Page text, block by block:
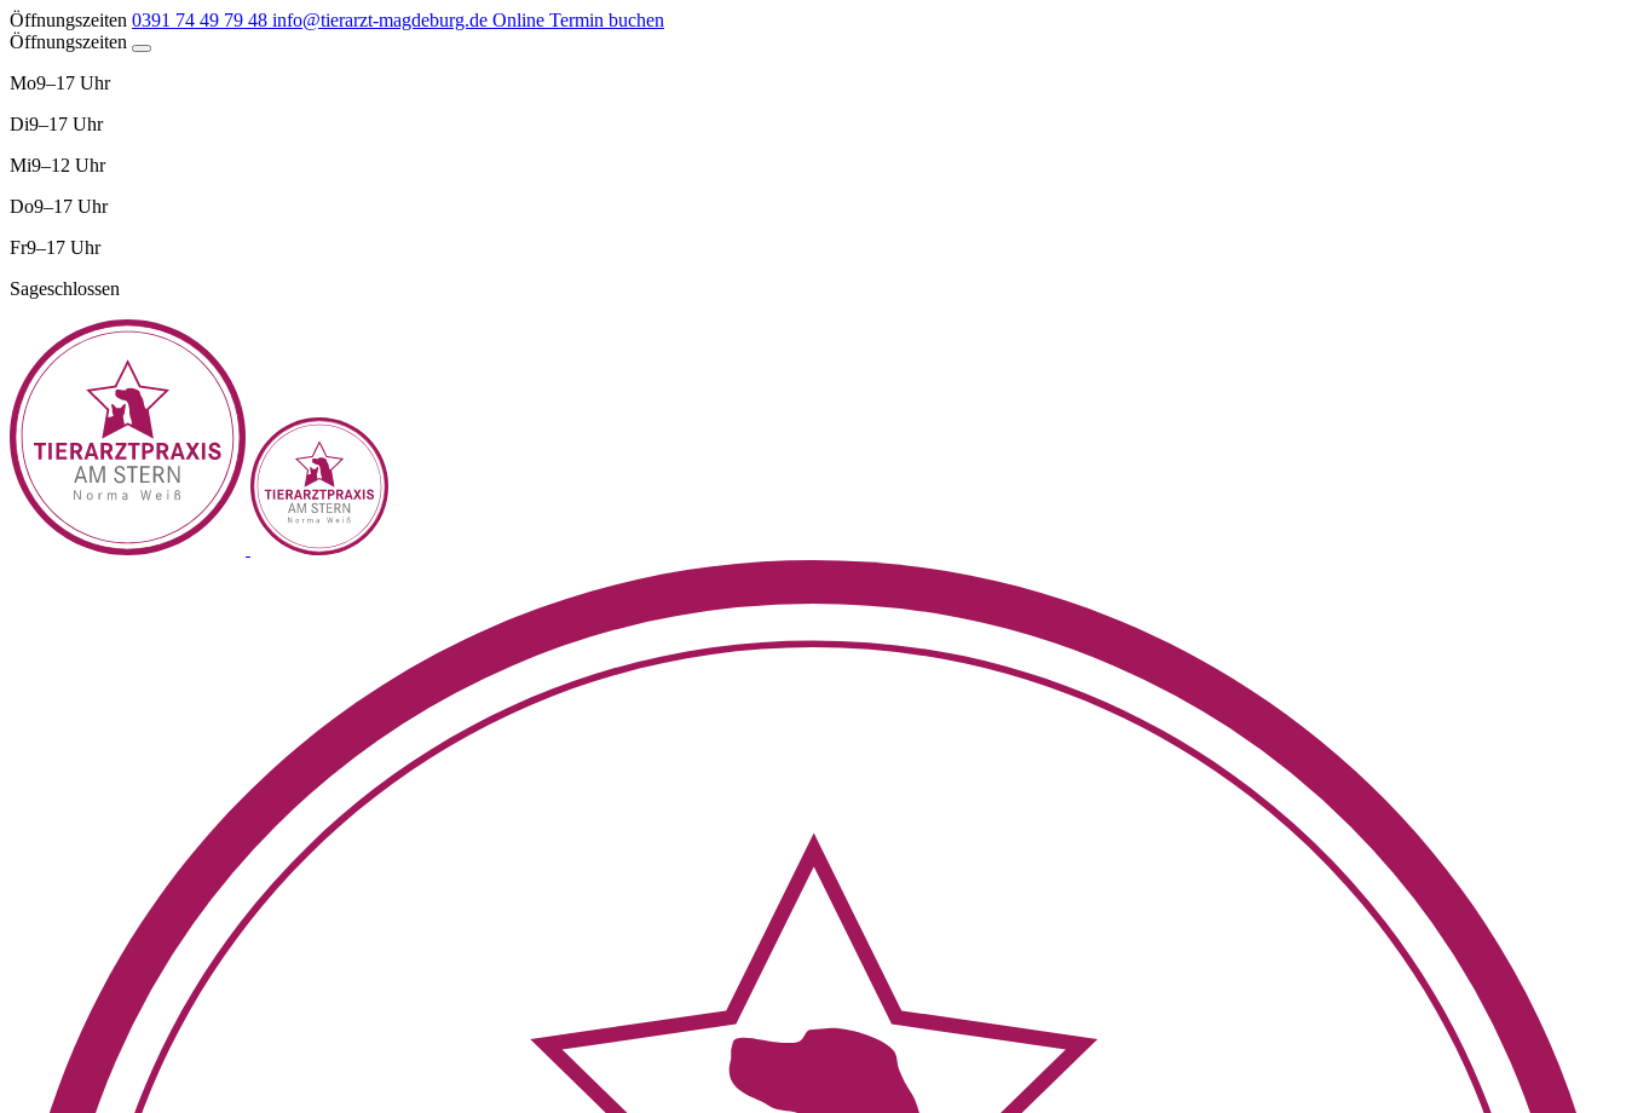
Öffnungszeiten 0391 74 49 79 48 info@tierarzt-magdeburg.de Online Termin buchen
Öffnungszeiten
Mo9–17 Uhr
Di9–17 Uhr
Mi9–12 Uhr
Do9–17 Uhr
Fr9–17 Uhr
Sageschlossen